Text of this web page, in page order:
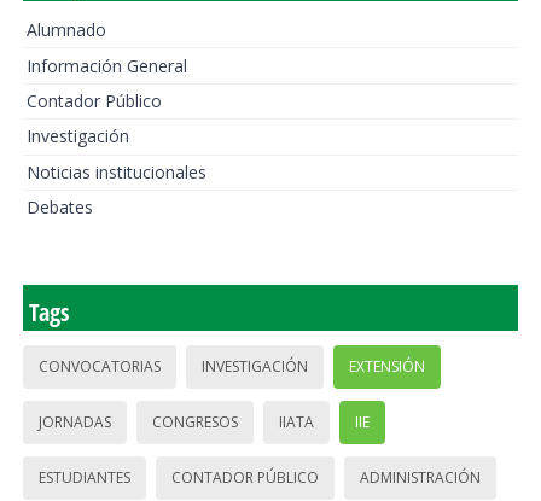
Alumnado
Información General
Contador Público
Investigación
Noticias institucionales
Debates
Tags
CONVOCATORIAS INVESTIGACIÓN EXTENSIÓN
JORNADAS CONGRESOS IIATA IIE
ESTUDIANTES CONTADOR PÚBLICO ADMINISTRACIÓN